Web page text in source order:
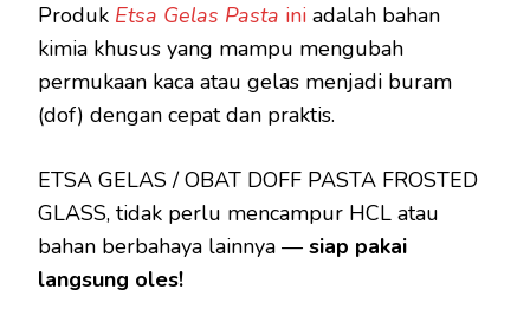
Produk Etsa Gelas Pasta ini adalah bahan
kimia khusus yang mampu mengubah
permukaan kaca atau gelas menjadi buram
(dof) dengan cepat dan praktis.
ETSA GELAS / OBAT DOFF PASTA FROSTED
GLASS, tidak perlu mencampur HCL atau
bahan berbahaya lainnya — siap pakai
langsung oles!